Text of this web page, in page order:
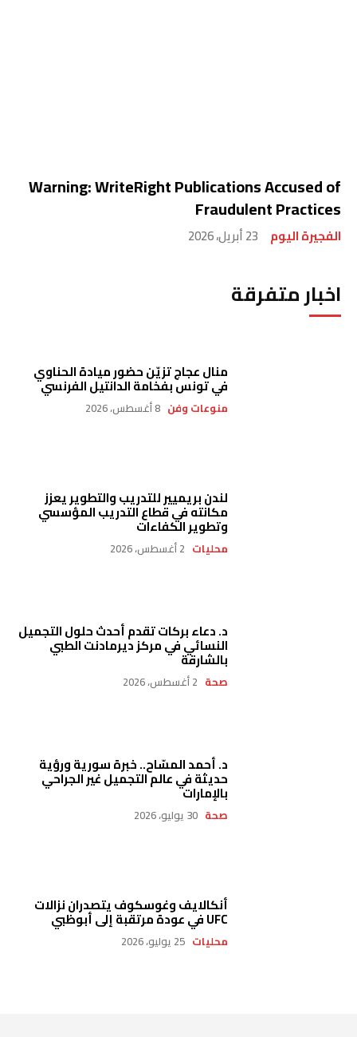
Warning: WriteRight Publications Accused of
Fraudulent Practices
الفجيرة اليوم 23 أبريل، 2026
اخبار متفرقة
منال عجاج تزيّن حضور ميادة الحناوي
في تونس بفخامة الدانتيل الفرنسي
منوعات وفن 8 أغسطس، 2026
لندن بريميير للتدريب والتطوير يعزز
مكانته في قطاع التدريب المؤسسي
وتطوير الكفاءات
محليات 2 أغسطس، 2026
د. دعاء بركات تقدم أحدث حلول التجميل
النسائي في مركز ديرمادنت الطبي
بالشارقة
صحة 2 أغسطس، 2026
د. أحمد المسّاح.. خبرة سورية ورؤية
حديثة في عالم التجميل غير الجراحي
بالإمارات
صحة 30 يوليو، 2026
أنكالايف وغوسكوف يتصدران نزالات
UFC في عودة مرتقبة إلى أبوظبي
محليات 25 يوليو، 2026